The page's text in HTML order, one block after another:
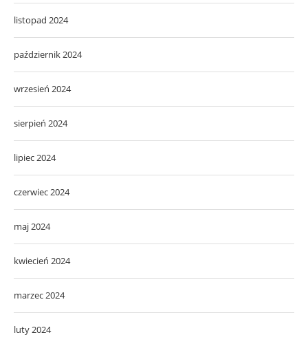
listopad 2024
październik 2024
wrzesień 2024
sierpień 2024
lipiec 2024
czerwiec 2024
maj 2024
kwiecień 2024
marzec 2024
luty 2024